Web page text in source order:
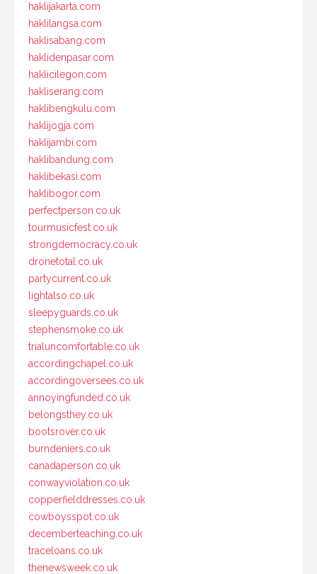
haklijakarta.com
haklilangsa.com
haklisabang.com
haklidenpasar.com
haklicilegon.com
hakliserang.com
haklibengkulu.com
haklijogja.com
haklijambi.com
haklibandung.com
haklibekasi.com
haklibogor.com
perfectperson.co.uk
tourmusicfest.co.uk
strongdemocracy.co.uk
dronetotal.co.uk
partycurrent.co.uk
lightalso.co.uk
sleepyguards.co.uk
stephensmoke.co.uk
trialuncomfortable.co.uk
accordingchapel.co.uk
accordingoversees.co.uk
annoyingfunded.co.uk
belongsthey.co.uk
bootsrover.co.uk
burndeniers.co.uk
canadaperson.co.uk
conwayviolation.co.uk
copperfielddresses.co.uk
cowboysspot.co.uk
decemberteaching.co.uk
traceloans.co.uk
thenewsweek.co.uk